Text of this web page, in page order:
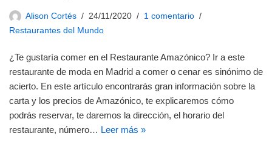
Alison Cortés 24/11/2020
1 comentario
Restaurantes del Mundo
¿Te gustaría comer en el Restaurante Amazónico? Ir a este
restaurante de moda en Madrid a comer o cenar es sinónimo de
acierto. En este artículo encontrarás gran información sobre la
carta y los precios de Amazónico, te explicaremos cómo
podrás reservar, te daremos la dirección, el horario del
restaurante, número… Leer más »